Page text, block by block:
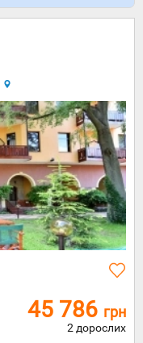
45 786 грн
2 дорослих